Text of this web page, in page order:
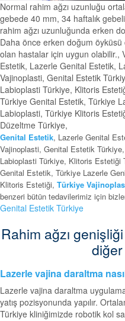
Normal rahim ağzı uzunluğu
gebede 40 mm, 34 haftalık
rahim ağzı uzunluğunda erken
Daha önce erken doğum
olan hastalar için uygun olabilir.,
Estetik, Lazerle Genital Estetik,
Vajinoplasti, Genital Estetik
Labioplasti Türkiye, Klitoris
Türkiye Genital Estetik, Türkiye
Labioplasti, Türkiye Klitoris
Düzeltme Türkiye,
Genital Estetik, Lazerle Genital
Vajinoplasti, Genital Estetik
Labioplasti Türkiye, Klitoris Estetiği
Genital Estetik, Türkiye Lazerle
Klitoris Estetiği, Türkiye
benzeri bütün tedavilerimiz için
Genital Estetik Türkiye
Rahim ağzı
Lazerle vajina daraltma
Lazerle vajina daraltma
yatış pozisyonunda yapılır.
Türkiye kliniğimizde robotik kol